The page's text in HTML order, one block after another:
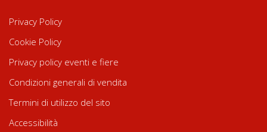
Privacy Policy
Cookie Policy
Privacy policy eventi e fiere
Condizioni generali di vendita
Termini di utilizzo del sito
Accessibilità